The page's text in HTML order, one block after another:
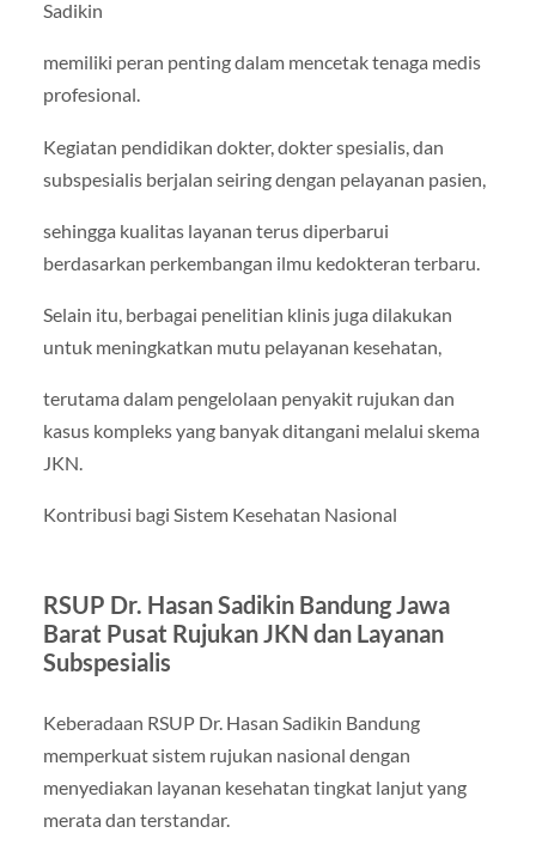
Sadikin
memiliki peran penting dalam mencetak tenaga medis
profesional.
Kegiatan pendidikan dokter, dokter spesialis, dan
subspesialis berjalan seiring dengan pelayanan pasien,
sehingga kualitas layanan terus diperbarui
berdasarkan perkembangan ilmu kedokteran terbaru.
Selain itu, berbagai penelitian klinis juga dilakukan
untuk meningkatkan mutu pelayanan kesehatan,
terutama dalam pengelolaan penyakit rujukan dan
kasus kompleks yang banyak ditangani melalui skema
JKN.
Kontribusi bagi Sistem Kesehatan Nasional
RSUP Dr. Hasan Sadikin Bandung Jawa
Barat Pusat Rujukan JKN dan Layanan
Subspesialis
Keberadaan RSUP Dr. Hasan Sadikin Bandung
memperkuat sistem rujukan nasional dengan
menyediakan layanan kesehatan tingkat lanjut yang
merata dan terstandar.